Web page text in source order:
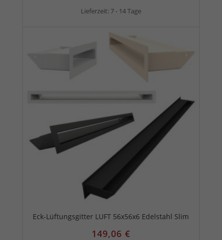
Lieferzeit: 7 - 14 Tage
Eck-Lüftungsgitter LUFT 56x56x6 Edelstahl Slim
149,06 €